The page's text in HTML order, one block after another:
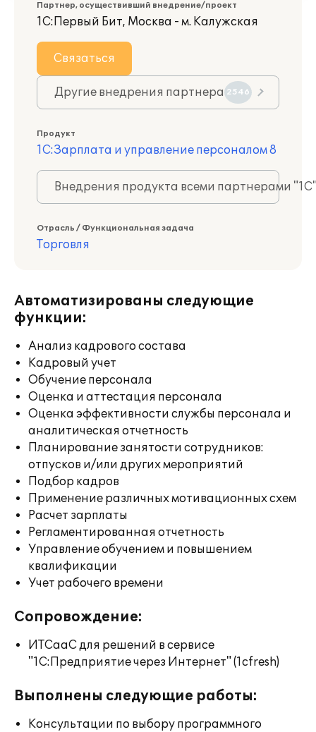
Партнер, осуществивший внедрение/проект
1С:Первый Бит, Москва - м. Калужская
Связаться
Другие внедрения партнера 2546
Продукт
1С:Зарплата и управление персоналом 8
Внедрения продукта всеми партнерами
Отрасль / Функциональная задача
Торговля
Автоматизированы следующие
функции:
Анализ кадрового состава
Кадровый учет
Обучение персонала
Оценка и аттестация персонала
Оценка эффективности службы персонала и
аналитическая отчетность
Планирование занятости сотрудников:
отпусков и/или других мероприятий
Подбор кадров
Применение различных мотивационных схем
Расчет зарплаты
Регламентированная отчетность
Управление обучением и повышением
квалификации
Учет рабочего времени
Сопровождение:
ИТСааС для решений в сервисе
"1С:Предприятие через Интернет" (1cfresh)
Выполнены следующие работы:
Консультации по выбору программного